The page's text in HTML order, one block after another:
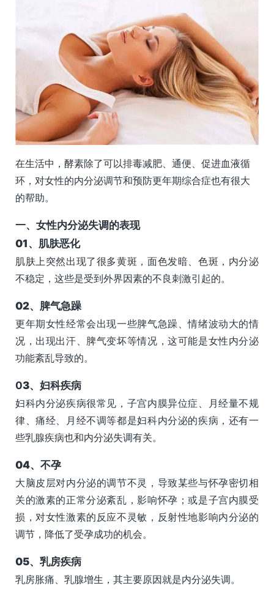
在生活中，酵素除了可以排毒减肥、通便、促进血液循
环，对女性的内分泌调节和预防更年期综合症也有很大
的帮助。
一、女性内分泌失调的表现
01、 肌肤恶化
肌肤上突然出现了很多黄斑，面色发暗、色斑，内分泌
不稳定，这些是受到外界因素的不良刺激引起的。
02、 脾气急躁
更年期女性经常会出现一些脾气急躁、情绪波动大的情
况，出现出汗、脾气变坏等情况，这可能是女性内分泌
功能紊乱导致的。
03、 妇科疾病
妇科内分泌疾病很常见，子宫内膜异位症、月经量不规
律、痛经、月经不调等都是妇科内分泌的疾病，还有一
些乳腺疾病也和内分泌失调有关。
04、 不孕
大脑皮层对内分泌的调节不灵，导致某些与怀孕密切相
关的激素的正常分泌紊乱，影响怀孕；或是子宫内膜受
损，对女性激素的反应不灵敏，反射性地影响内分泌的
调节，降低了受孕成功的机会。
05、 乳房疾病
乳房胀痛、乳腺增生，其主要原因就是内分泌失调。